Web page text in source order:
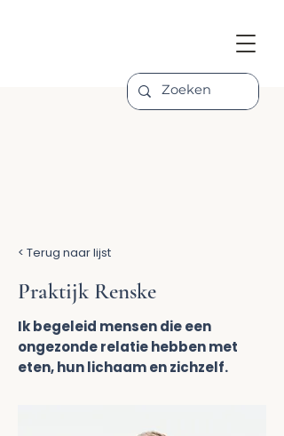
< Terug naar lijst
Praktijk Renske
Ik begeleid mensen die een
ongezonde relatie hebben met
eten, hun lichaam en zichzelf.